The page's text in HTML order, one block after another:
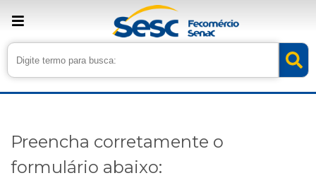
Preencha corretamente o
formulário abaixo: